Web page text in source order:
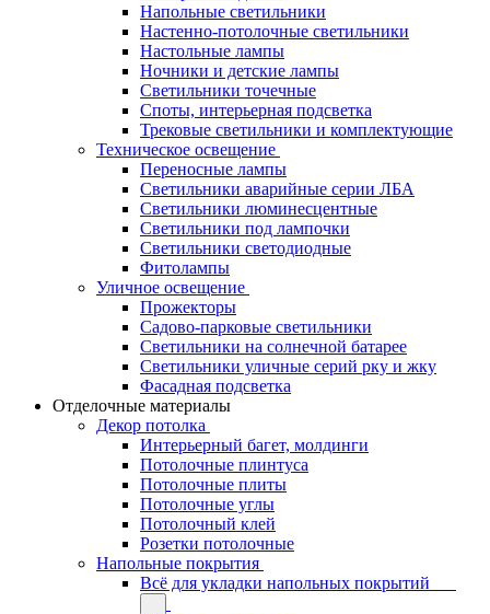
Напольные светильники
Настенно-потолочные светильники
Настольные лампы
Ночники и детские лампы
Светильники точечные
Споты, интерьерная подсветка
Трековые светильники и комплектующие
Техническое освещение
Переносные лампы
Светильники аварийные серии ЛБА
Светильники люминесцентные
Светильники под лампочки
Светильники светодиодные
Фитолампы
Уличное освещение
Прожекторы
Садово-парковые светильники
Светильники на солнечной батарее
Светильники уличные серий рку и жку
Фасадная подсветка
Отделочные материалы
Декор потолка
Интерьерный багет, молдинги
Потолочные плинтуса
Потолочные плиты
Потолочные углы
Потолочный клей
Розетки потолочные
Напольные покрытия
Всё для укладки напольных покрытий